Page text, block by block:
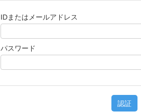
IDまたはメールアドレス
パスワード